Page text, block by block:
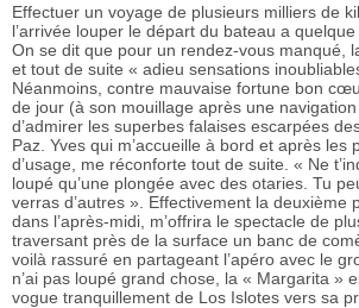
Effectuer un voyage de plusieurs milliers de
l’arrivée louper le départ du bateau a quelque
On se dit que pour un rendez-vous manqué,
et tout de suite « adieu sensations
Néanmoins, contre mauvaise fortune bon
de jour (à son mouillage après une
d’admirer les superbes falaises escarpées
Paz. Yves qui m’accueille à bord et après les
d’usage, me réconforte tout de suite. « Ne
loupé qu’une plongée avec des otaries. Tu
verras d’autres ». Effectivement la deuxième
dans l’après-midi, m’offrira le spectacle de
traversant près de la surface un banc de
voilà rassuré en partageant l’apéro avec le
n’ai pas loupé grand chose, la « Margarita »
vogue tranquillement de Los Islotes vers sa